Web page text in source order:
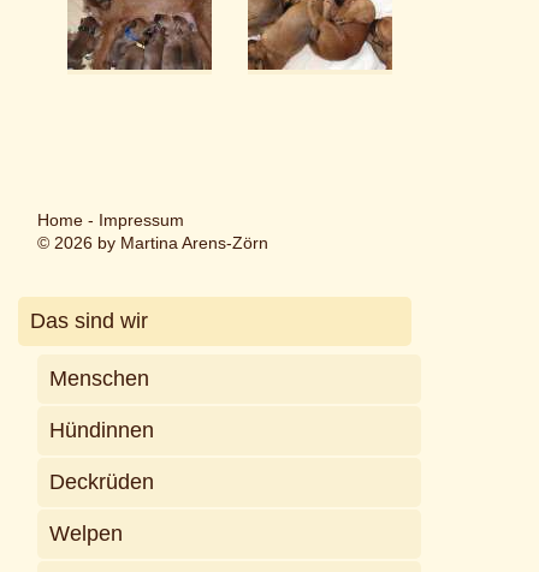
Home- Impressum
© 2026 by Martina Arens-Zörn
Das sind wir
Menschen
Hündinnen
Deckrüden
Welpen